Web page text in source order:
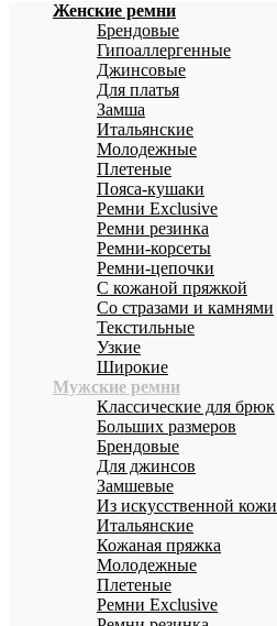
Женские ремни
Брендовые
Гипоаллергенные
Джинсовые
Для платья
Замша
Итальянские
Молодежные
Плетеные
Пояса-кушаки
Ремни Exclusive
Ремни резинка
Ремни-корсеты
Ремни-цепочки
С кожаной пряжкой
Со стразами и камнями
Текстильные
Узкие
Широкие
Мужские ремни
Классические для брюк
Больших размеров
Брендовые
Для джинсов
Замшевые
Из искусственной кожи
Итальянские
Кожаная пряжка
Молодежные
Плетеные
Ремни Exclusive